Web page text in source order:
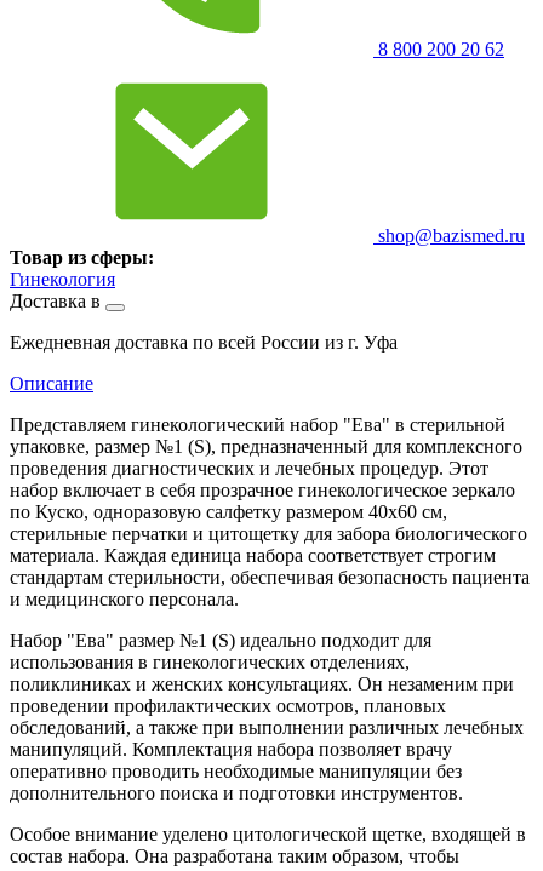
8 800 200 20 62
shop@bazismed.ru
Товар из сферы:
Гинекология
Доставка в
Ежедневная доставка по всей России из г. Уфа
Описание
Представляем гинекологический набор "Ева" в стерильной
упаковке, размер №1 (S), предназначенный для комплексного
проведения диагностических и лечебных процедур. Этот
набор включает в себя прозрачное гинекологическое зеркало
по Куско, одноразовую салфетку размером 40x60 см,
стерильные перчатки и цитощетку для забора биологического
материала. Каждая единица набора соответствует строгим
стандартам стерильности, обеспечивая безопасность пациента
и медицинского персонала.
Набор "Ева" размер №1 (S) идеально подходит для
использования в гинекологических отделениях,
поликлиниках и женских консультациях. Он незаменим при
проведении профилактических осмотров, плановых
обследований, а также при выполнении различных лечебных
манипуляций. Комплектация набора позволяет врачу
оперативно проводить необходимые манипуляции без
дополнительного поиска и подготовки инструментов.
Особое внимание уделено цитологической щетке, входящей в
состав набора. Она разработана таким образом, чтобы